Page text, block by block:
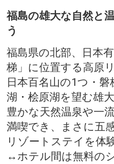
福島の雄大な自然と
う
福島県の北部、日本
梯」に位置する高原
日本百名山の1つ・
湖・桧原湖を望む雄
豊かな天然温泉や一
満喫でき、まさに五
リゾートステイを体
↔ホテル間は無料の